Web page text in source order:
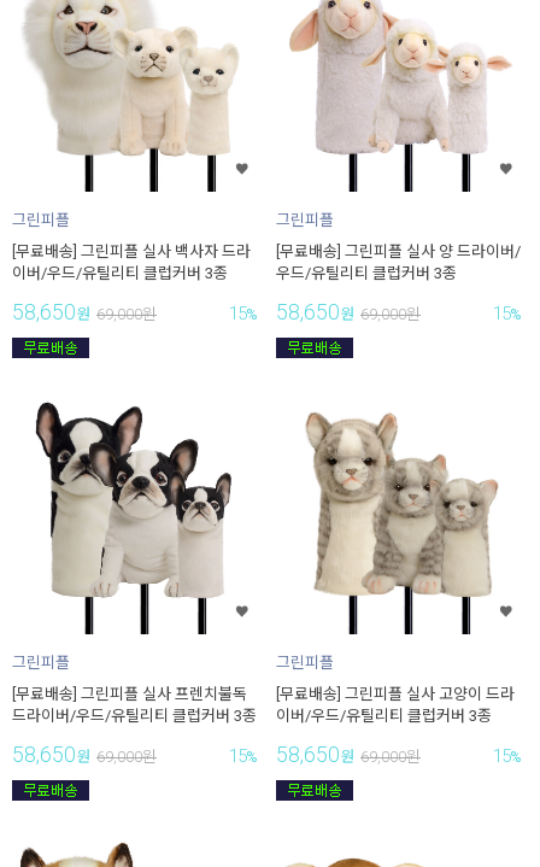
그린피플
[무료배송] 그린피플 실사 백사자 드라
이버/우드/유틸리티 클럽커버 3종
58,650원 69,000원 15%
그린피플
[무료배송] 그린피플 실사 양 드라이버/
우드/유틸리티 클럽커버 3종
58,650원 69,000원 15%
그린피플
[무료배송] 그린피플 실사 프렌치불독
드라이버/우드/유틸리티 클럽커버 3종
58,650원 69,000원 15%
그린피플
[무료배송] 그린피플 실사 고양이 드라
이버/우드/유틸리티 클럽커버 3종
58,650원 69,000원 15%